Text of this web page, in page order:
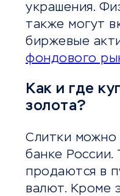
украшения.
также могут
биржевые
фондового
Как и где
золота?
Слитки можно
банке России.
продаются в
валют. Кроме